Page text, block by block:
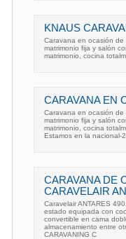
KNAUS
Caravana en ocasión
matrimonio fija y salón
matrimonio, cocina
CARAVANA EN
Caravana en ocasión
matrimonio fija y salón
matrimonio, cocina
Estamos en la nacional-
CARAVANA DE
CARAVELAIR
Caravelair ANTARES
estado equipada con
convertible en cama
almacenamiento entre
CARAVANING C